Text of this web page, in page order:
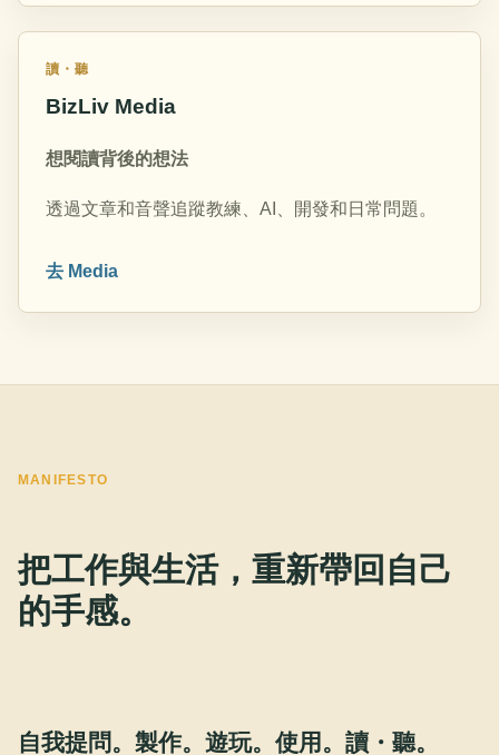
讀・聽
BizLiv Media
想閱讀背後的想法
透過文章和音聲追蹤教練、AI、開發和日常問題。
去 Media
MANIFESTO
把工作與生活，重新帶回自己
的手感。
自我提問。製作。遊玩。使用。讀・聽。